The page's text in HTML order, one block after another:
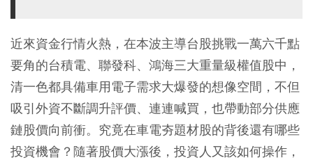
近來資金行情火熱，在本波主導台股挑戰一萬六千點
要角的台積電、聯發科、鴻海三大重量級權值股中，
清一色都具備車用電子需求大爆發的想像空間，不但
吸引外資不斷調升評價、連連喊買，也帶動部分供應
鏈股價向前衝。究竟在車電夯題材股的背後還有哪些
投資機會？隨著股價大漲後，投資人又該如何操作，